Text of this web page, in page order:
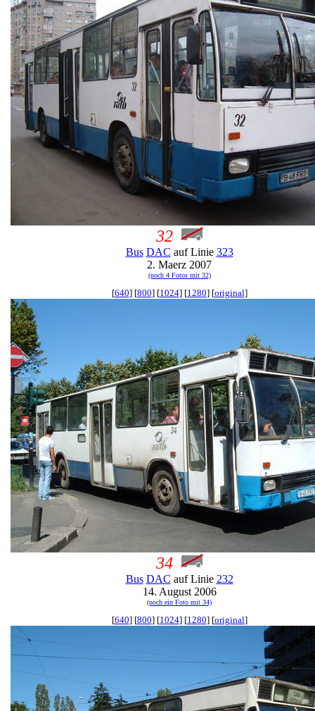
32
Bus DAC auf Linie 323
2. Maerz 2007
(noch 4 Fotos mit 32)
[640] [800] [1024] [1280] [original]
34
Bus DAC auf Linie 232
14. August 2006
(noch ein Foto mit 34)
[640] [800] [1024] [1280] [original]